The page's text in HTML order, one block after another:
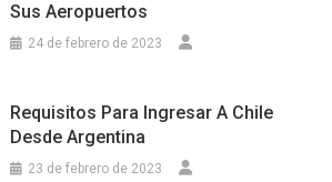
Sus Aeropuertos
24 de febrero de 2023
Requisitos Para Ingresar A Chile
Desde Argentina
23 de febrero de 2023